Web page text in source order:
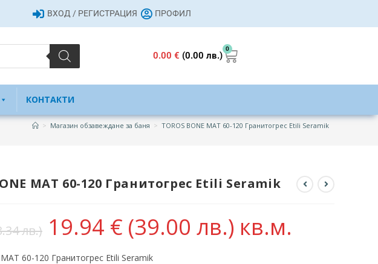
ВХОД / РЕГИСТРАЦИЯ ПРОФИЛ
0.00€ (0.00 лв.)
0
КОНТАКТИ
> Магазин обзавеждане за баня > TOROS BONE MAT 60-120 Гранитогрес Etili Seramik
MAT 60-120 Гранитогрес Etili Seramik
лв.) 19.94 € (39.00 лв.) кв.м.
60-120 Гранитогрес Etili Seramik